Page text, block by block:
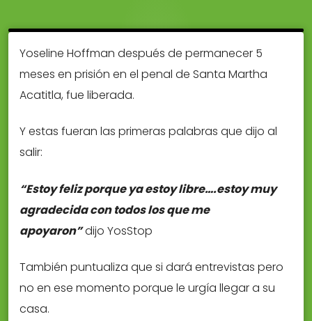
Yoseline Hoffman después de permanecer 5
meses en prisión en el penal de Santa Martha
Acatitla, fue liberada.
Y estas fueran las primeras palabras que dijo al
salir:
“Estoy feliz porque ya estoy libre….estoy muy
agradecida con todos los que me
apoyaron”dijo YosStop
También puntualiza que si dará entrevistas pero
no en ese momento porque le urgía llegar a su
casa.